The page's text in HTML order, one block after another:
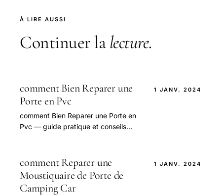
À LIRE AUSSI
Continuer la lecture.
comment Bien Reparer une
Porte en Pvc
comment Bien Reparer une Porte en
Pvc — guide pratique et conseils
1 JANV. 2024
comment Reparer une
Moustiquaire de Porte de
Camping Car
1 JANV. 2024